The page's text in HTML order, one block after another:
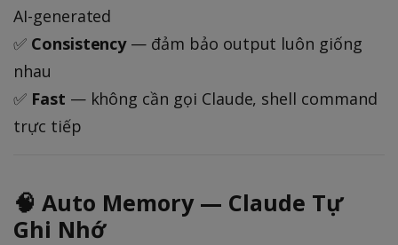
AI-generated
✅ Consistency— đảm bảo output luôn giống
nhau
✅ Fast — không cần gọi Claude, shell command
trực tiếp
🧠 Auto Memory — Claude Tự
Ghi Nhớ